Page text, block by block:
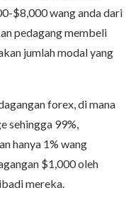
$8,000 wang anda dari
pedagang membeli
jumlah modal yang
forex, di mana
sehingga 99%,
hanya 1% wang
$1,000 oleh
mereka.